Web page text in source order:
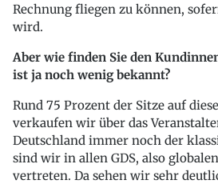
Rechnung fliegen zu können,
wird.
Aber wie finden Sie den
ist ja noch wenig bekannt?
Rund 75 Prozent der Sitze auf
verkaufen wir über das
Deutschland immer noch der
sind wir in allen GDS, also
vertreten. Da sehen wir sehr